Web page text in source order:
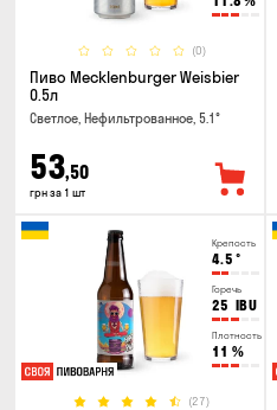
(0)
Пиво Mecklenburger Weisbier
0.5л
Светлое, Нефильтрованное, 5.1°
53,50
грн за 1 шт
Крепость
4.5 °
Горечь
25 IBU
Плотность
11 %
(27)